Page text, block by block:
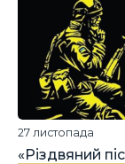
«Різдвяний
27 листопада